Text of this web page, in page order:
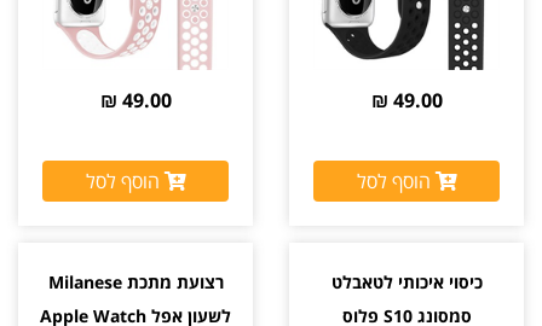
49.00 ₪
הוסף לסל
49.00 ₪
הוסף לסל
כיסוי איכותי לטאבלט
סמסונג S10 פלוס
רצועת מתכת Milanese
לשעון אפל Apple Watch